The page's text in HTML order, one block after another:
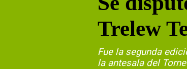
Trelew
Fue la segunda
la antesala del